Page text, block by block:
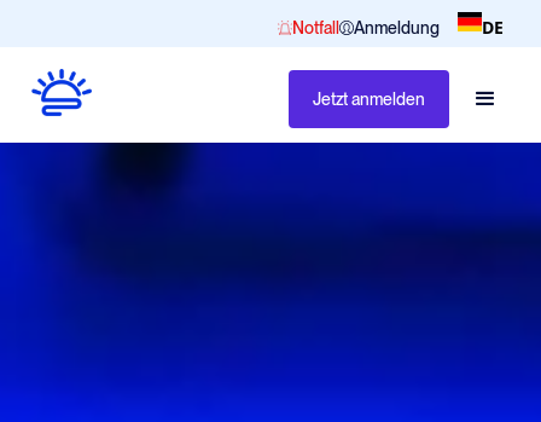
Notfall Anmeldung DE
Jetzt anmelden